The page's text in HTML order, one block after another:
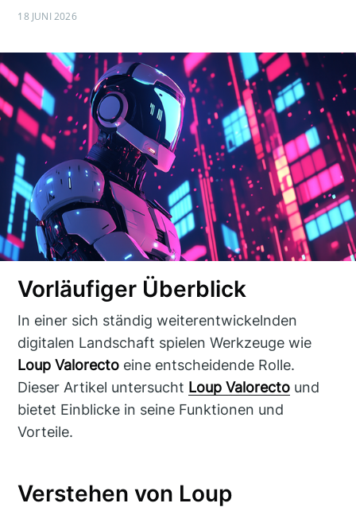
18 JUNI 2026
Vorläufiger Überblick
In einer sich ständig weiterentwickelnden
digitalen Landschaft spielen Werkzeuge wie
Loup Valorecto eine entscheidende Rolle.
Dieser Artikel untersucht Loup Valorecto und
bietet Einblicke in seine Funktionen und
Vorteile.
Verstehen von Loup